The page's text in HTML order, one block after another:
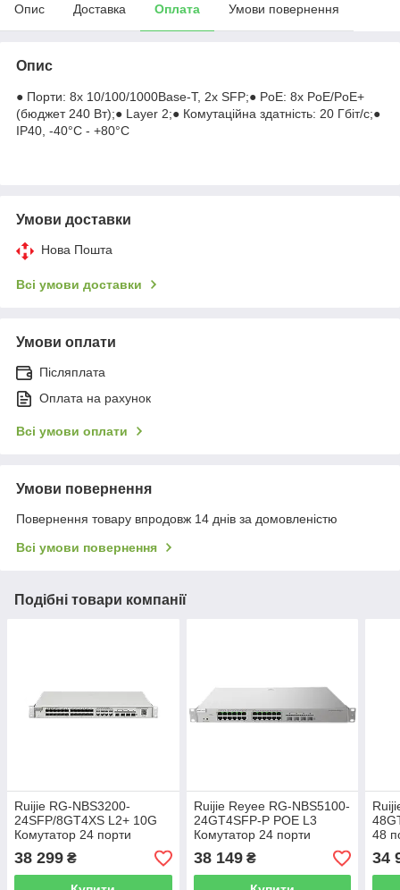
Опис Доставка Оплата Умови повернення
Опис
● Порти: 8х 10/100/1000Base-T, 2х SFP;● PoE: 8х PoE/PoE+
(бюджет 240 Вт);● Layer 2;● Комутаційна здатність: 20 Гбіт/с;●
IP40, -40°C - +80°C
Умови доставки
Нова Пошта
Всі умови доставки
Умови оплати
Післяплата
Оплата на рахунок
Всі умови оплати
Умови повернення
Повернення товару впродовж 14 днів за домовленістю
Всі умови повернення
Подібні товари компанії
Ruijie RG-NBS3200-
24SFP/8GT4XS L2+ 10G
Комутатор 24 порти
керований
38 299 ₴
Ruijie Reyee RG-NBS5100-
24GT4SFP-P POE L3
Комутатор 24 порти
керований
38 149₴
48
34